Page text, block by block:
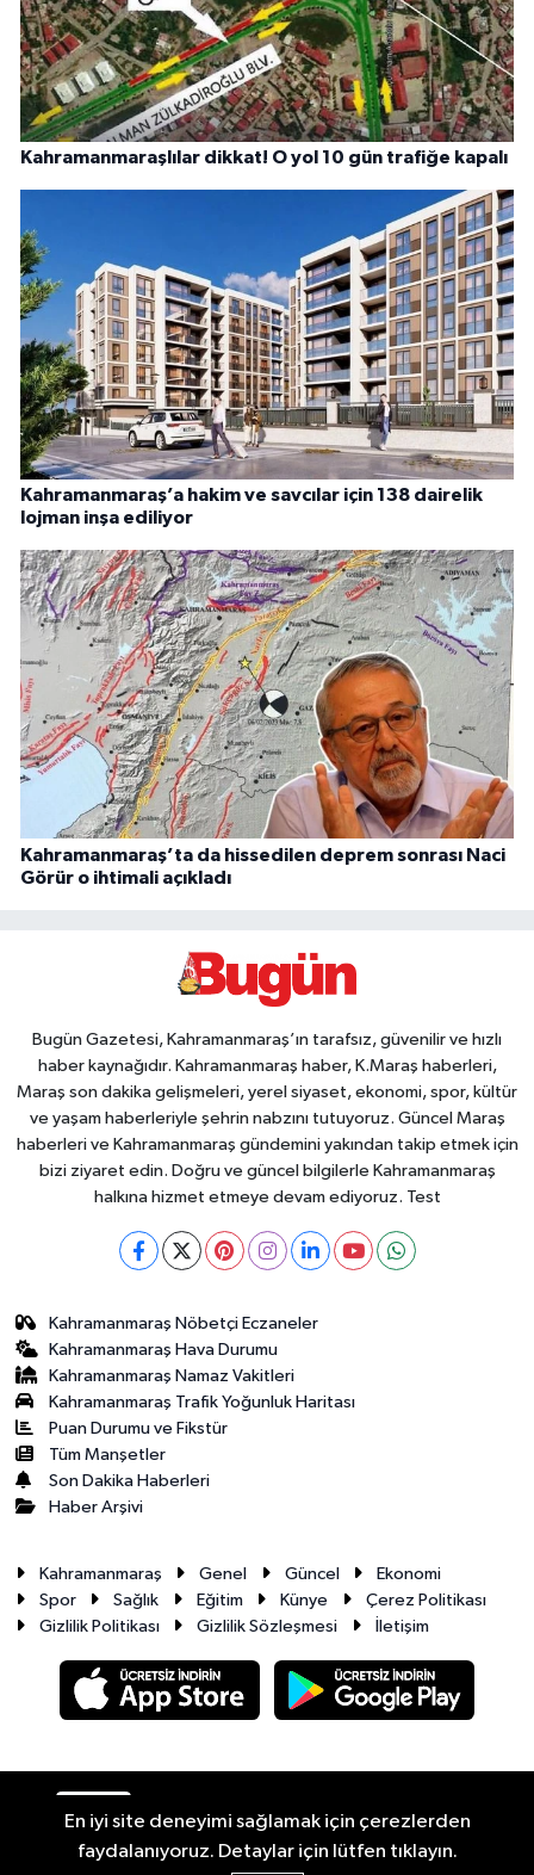
Kahramanmaraşlılar dikkat! O yol 10 gün trafiğe kapalı
Kahramanmaraş’a hakim ve savcılar için 138 dairelik
lojman inşa ediliyor
Kahramanmaraş’ta da hissedilen deprem sonrası Naci
Görür o ihtimali açıkladı
Bugün Gazetesi, Kahramanmaraş’ın tarafsız, güvenilir ve hızlı
haber kaynağıdır. Kahramanmaraş haber, K.Maraş haberleri,
Maraş son dakika gelişmeleri, yerel siyaset, ekonomi, spor, kültür
ve yaşam haberleriyle şehrin nabzını tutuyoruz. Güncel Maraş
haberleri ve Kahramanmaraş gündemini yakından takip etmek için
bizi ziyaret edin. Doğru ve güncel bilgilerle Kahramanmaraş
halkına hizmet etmeye devam ediyoruz. Test
Kahramanmaraş Nöbetçi Eczaneler
Kahramanmaraş Hava Durumu
Kahramanmaraş Namaz Vakitleri
Kahramanmaraş Trafik Yoğunluk Haritası
Puan Durumu ve Fikstür
Tüm Manşetler
Son Dakika Haberleri
Haber Arşivi
Kahramanmaraş Genel Güncel
Ekonomi
Spor
Sağlık Eğitim Künye
Çerez Politikası
Gizlilik Politikası
Gizlilik Sözleşmesi İletişim
En iyi site deneyimi sağlamak için çerezlerden
faydalanıyoruz. Detaylar için lütfen tıklayın.